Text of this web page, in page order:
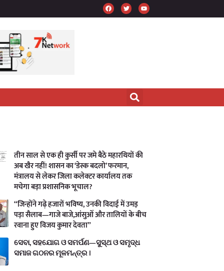
तीन साल से एक ही कुर्सी पर जमे बैठे महारथियों की
अब खैर नहीं! शासन का ‘डेस्क बदलो’ फरमान,
मंत्रालय से लेकर जिला कलेक्टर कार्यालय तक
मचेगा बड़ा प्रशासनिक भूचाल?
“जिन्होंने गढ़े हजारों भविष्य, उनकी विदाई में उमड़
पड़ा सैलाब—गाजे बाजे,आंसुओं और तालियों के बीच
रवाना हुए विजय कुमार देवता”
ସେବା, ସହଯୋଗ ଓ ସମର୍ପଣ—ସୁସ୍ଥ ଓ ସମୃଦ୍ଧ
ସମାଜ ଗଠନର ମୂଳମନ୍ତ୍ର ।